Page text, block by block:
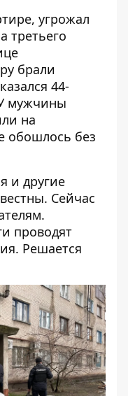
угрожал
третьего
брали
44-
мужчины
на
обошлось без
и другие
Сейчас
проводят
Решается